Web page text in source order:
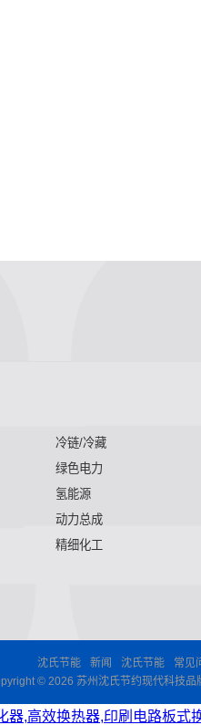
冷链/冷藏
绿色电力
氢能源
动力总成
精细化工
沈氏节能 新闻 沈氏节能 常见
© 2026 苏州沈氏节约现代科技品
,高效换热器,印刷电路板